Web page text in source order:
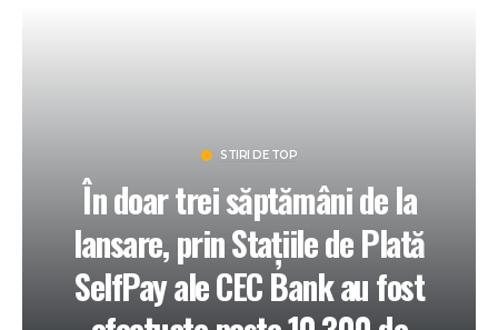
STIRI DE TOP
În doar trei săptămâni de la
lansare, prin Stațiile de Plată
SelfPay ale CEC Bank au fost